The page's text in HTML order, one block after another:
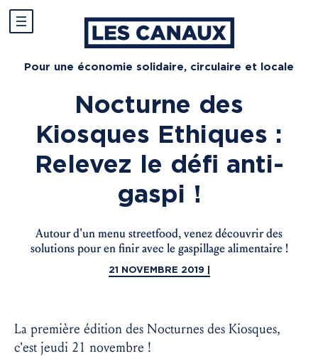
Pour une économie solidaire, circulaire et locale
Nocturne des
Kiosques Ethiques :
Relevez le défi anti-
gaspi !
Autour d'un menu streetfood, venez découvrir des
solutions pour en finir avec le gaspillage alimentaire !
21 NOVEMBRE 2019 |
La première édition des Nocturnes des Kiosques,
c’est jeudi 21 novembre !